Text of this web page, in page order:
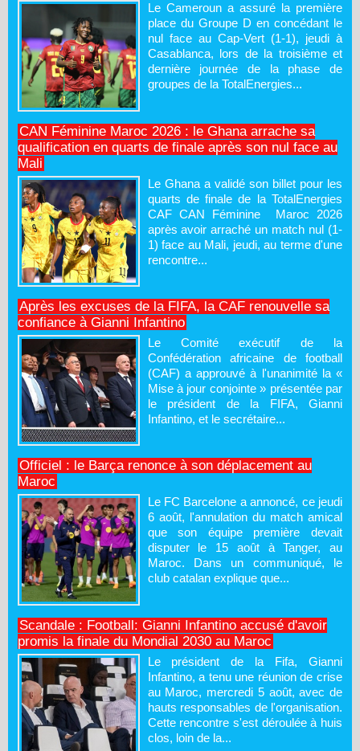
Le Cameroun a assuré la première
place du Groupe D en concédant le
nul face au Cap-Vert (1-1), jeudi à
Casablanca, lors de la troisième et
dernière journée de la phase de
groupes de la TotalEnergies...
CAN Féminine Maroc 2026 : le Ghana arrache sa
qualification en quarts de finale après son nul face au
Mali
Le Ghana a validé son billet pour les
quarts de finale de la TotalEnergies
CAF CAN Féminine Maroc 2026
après avoir arraché un match nul (1-
1) face au Mali, jeudi, au terme d'une
rencontre...
Après les excuses de la FIFA, la CAF renouvelle sa
confiance à Gianni Infantino
Le Comité exécutif de la
Confédération africaine de football
(CAF) a approuvé à l'unanimité la «
Mise à jour conjointe » présentée par
le président de la FIFA, Gianni
Infantino, et le secrétaire...
Officiel : le Barça renonce à son déplacement au
Maroc
Le FC Barcelone a annoncé, ce jeudi
6 août, l'annulation du match amical
que son équipe première devait
disputer le 15 août à Tanger, au
Maroc. Dans un communiqué, le
club catalan explique que...
Scandale : Football: Gianni Infantino accusé d'avoir
promis la finale du Mondial 2030 au Maroc
Le président de la Fifa, Gianni
Infantino, a tenu une réunion de crise
au Maroc, mercredi 5 août, avec de
hauts responsables de l'organisation.
Cette rencontre s'est déroulée à huis
clos, loin de la...